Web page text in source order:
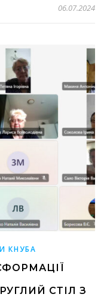
06.07.2024
КНУБА
СТІЛ З